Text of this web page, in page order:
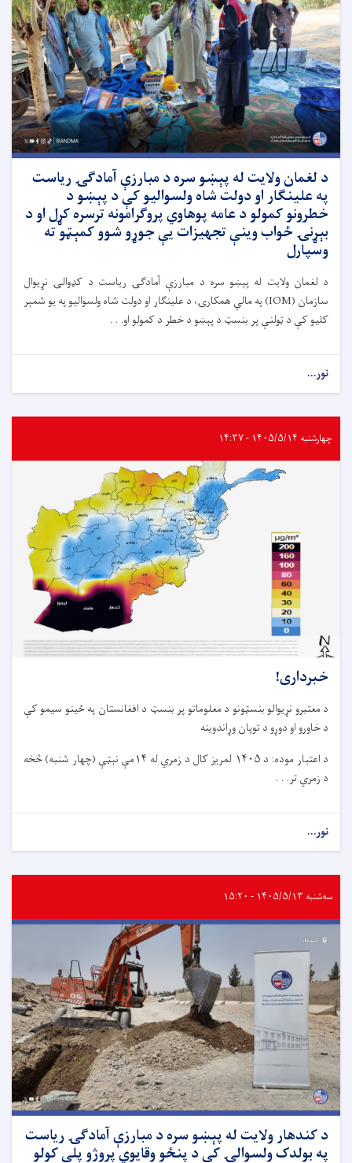
د لغمان ولایت له پېښو سره د مبارزې آمادګۍ ریاست
په علینګار او دولت شاه ولسوالیو کې د پېښو د
خطرونو کمولو د عامه پوهاوي پروګرامونه ترسره کړل او د
بېړنۍ ځواب وینې تجهیزات یې جوړو شوو کمېټو ته
وسپارل
د لغمان ولایت له پېښو سره د مبارزې آمادګۍ ریاست د کډوالۍ نړیوال
سازمان (IOM) په مالي همکارۍ، د علینګار او دولت شاه ولسوالیو په یو شمېر
کلیو کې د ټولنې پر بنسټ د پېښو د خطر د کمولو او. . .
نور...
چهارشنبه ۱۴۰۵/۵/۱۴ - ۱۴:۳۷
خبرداری!
د معتبرو نړیوالو بنسټونو د معلوماتو پر بنسټ د افغانستان په ځینو سیمو کې
د خاورو او دوړو د توپان وړاندوینه
د اعتبار موده: د ۱۴۰۵ لمریز کال د زمري له ۱۴مې نېټې (چهار شنبه) څخه
د زمري تر. . .
نور...
سه‌شنبه ۱۴۰۵/۵/۱۳ - ۱۵:۲۰
د کندهار ولایت له پېښو سره د مبارزې آمادګۍ ریاست
په بولدک ولسوالۍ کې د پنځو وقایوي پروژو پلي کولو